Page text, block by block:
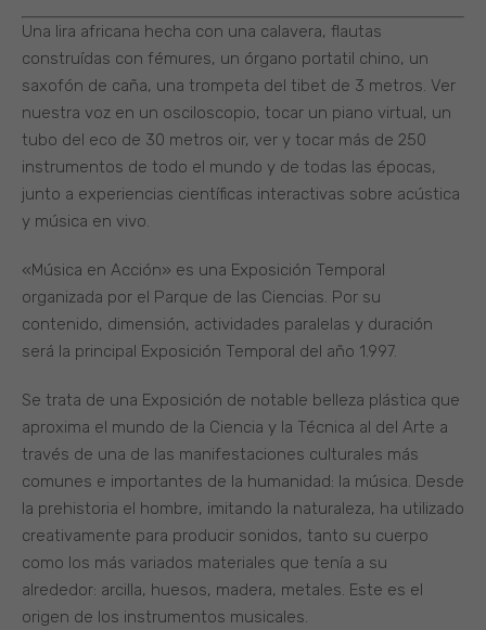
Una lira africana hecha con una calavera, flautas
construídas con fémures, un órgano portatil chino, un
saxofón de caña, una trompeta del tibet de 3 metros. Ver
nuestra voz en un osciloscopio, tocar un piano virtual, un
tubo del eco de 30 metros oir, ver y tocar más de 250
instrumentos de todo el mundo y de todas las épocas,
junto a experiencias científicas interactivas sobre acústica
y música en vivo.
«Música en Acción» es una Exposición Temporal
organizada por el Parque de las Ciencias. Por su
contenido, dimensión, actividades paralelas y duración
será la principal Exposición Temporal del año 1.997.
Se trata de una Exposición de notable belleza plástica que
aproxima el mundo de la Ciencia y la Técnica al del Arte a
través de una de las manifestaciones culturales más
comunes e importantes de la humanidad: la música. Desde
la prehistoria el hombre, imitando la naturaleza, ha utilizado
creativamente para producir sonidos, tanto su cuerpo
como los más variados materiales que tenía a su
alrededor: arcilla, huesos, madera, metales. Este es el
origen de los instrumentos musicales.